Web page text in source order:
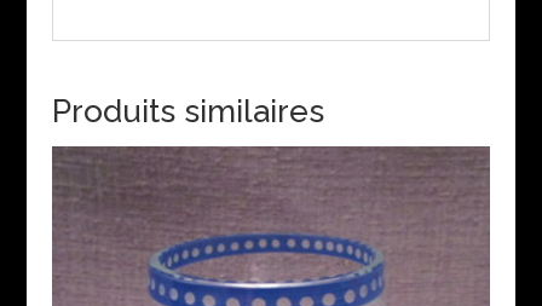
Produits similaires